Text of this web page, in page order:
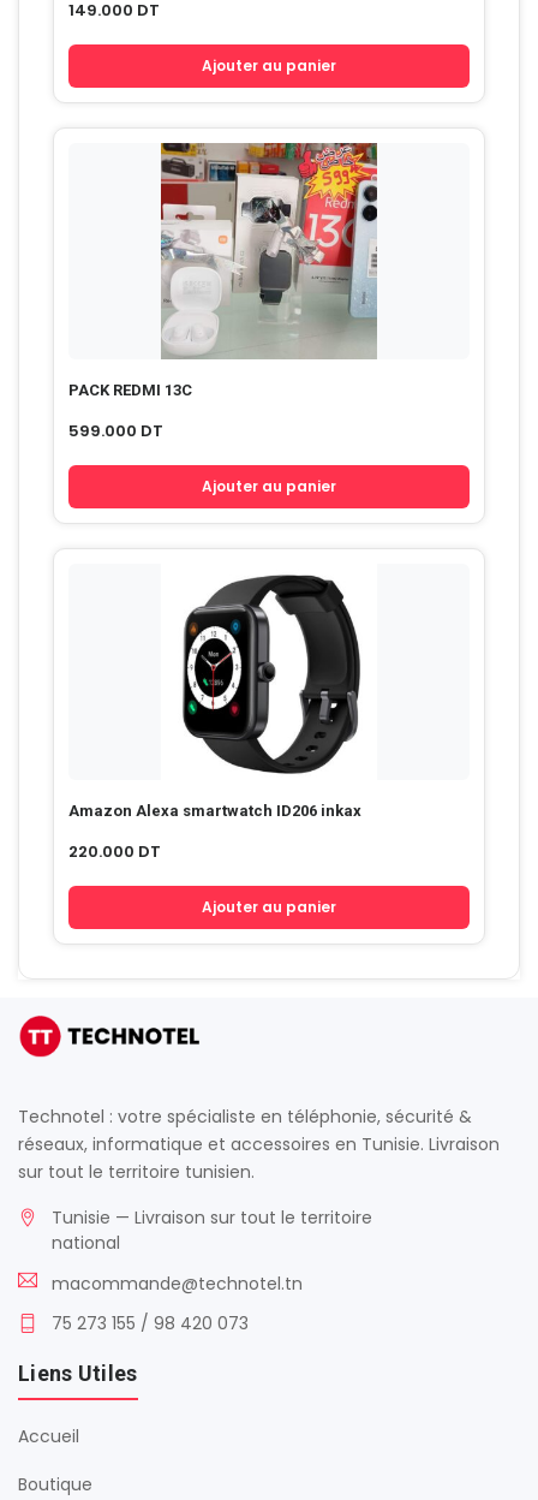
149.000 DT
Ajouter au panier
PACK REDMI 13C
599.000 DT
Ajouter au panier
Amazon Alexa smartwatch ID206 inkax
220.000 DT
Ajouter au panier
Technotel : votre spécialiste en téléphonie, sécurité &
réseaux, informatique et accessoires en Tunisie. Livraison
sur tout le territoire tunisien.
Tunisie — Livraison sur tout le territoire
national
macommande@technotel.tn
75 273 155 / 98 420 073
Liens Utiles
Accueil
Boutique